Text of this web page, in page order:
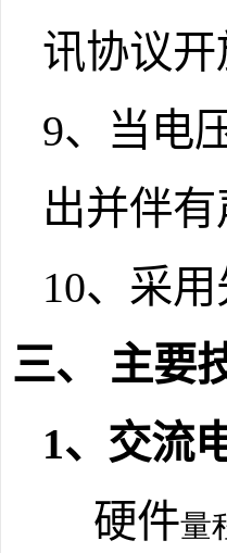
讯协议开
9、当电
出并伴有
10、采
三、 主要
1、交流
硬件量